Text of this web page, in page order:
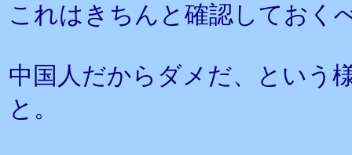
これはきちんと確認しておく
中国人だからダメだ、という
と。